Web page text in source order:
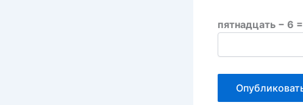
пятнадцать − 6 =